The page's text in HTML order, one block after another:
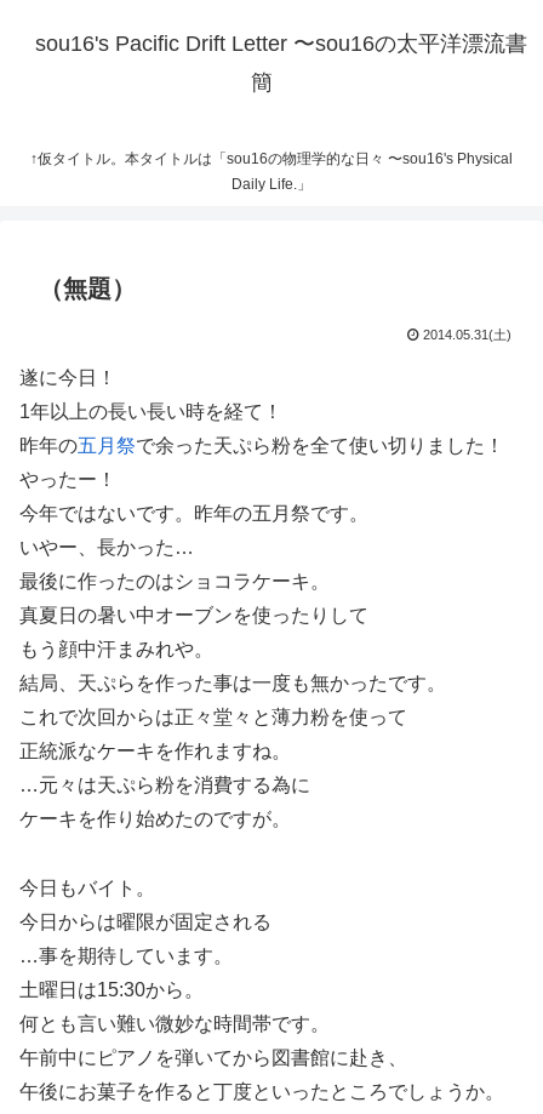
sou16's Pacific Drift Letter 〜sou16の太平洋漂流書
簡
↑仮タイトル。本タイトルは「sou16の物理学的な日々 〜sou16's Physical
Daily Life.」
（無題）
2014.05.31(土)
遂に今日！
1年以上の長い長い時を経て！
昨年の五月祭で余った天ぷら粉を全て使い切りました！
やったー！
今年ではないです。昨年の五月祭です。
いやー、長かった…
最後に作ったのはショコラケーキ。
真夏日の暑い中オーブンを使ったりして
もう顔中汗まみれや。
結局、天ぷらを作った事は一度も無かったです。
これで次回からは正々堂々と薄力粉を使って
正統派なケーキを作れますね。
…元々は天ぷら粉を消費する為に
ケーキを作り始めたのですが。
今日もバイト。
今日からは曜限が固定される
…事を期待しています。
土曜日は15:30から。
何とも言い難い微妙な時間帯です。
午前中にピアノを弾いてから図書館に赴き、
午後にお菓子を作ると丁度といったところでしょうか。